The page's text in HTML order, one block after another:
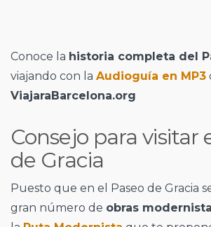
Conoce la historia completa del
viajando con la Audioguía en MP3
ViajaraBarcelona.org
Consejo para visitar
de Gracia
Puesto que en el Paseo de Gracia
gran número de obras